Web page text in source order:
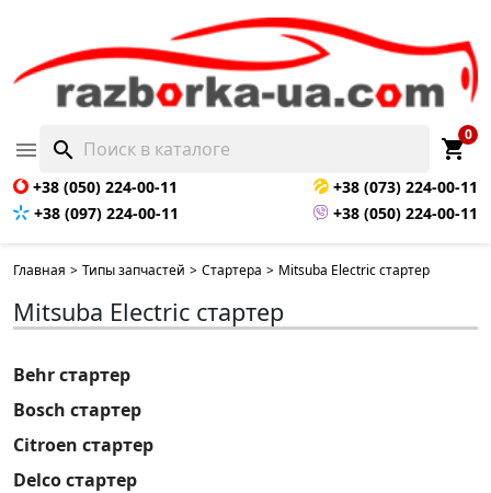
 search shopping_cart
0
+38 (050) 224-00-11
+38 (073) 224-00-11
+38 (097) 224-00-11
+38 (050) 224-00-11
Главная > Типы запчастей > Стартера > Mitsuba Electric стартер
Mitsuba Electric стартер
Behr стартер
Bosch стартер
Citroen стартер
Delco стартер